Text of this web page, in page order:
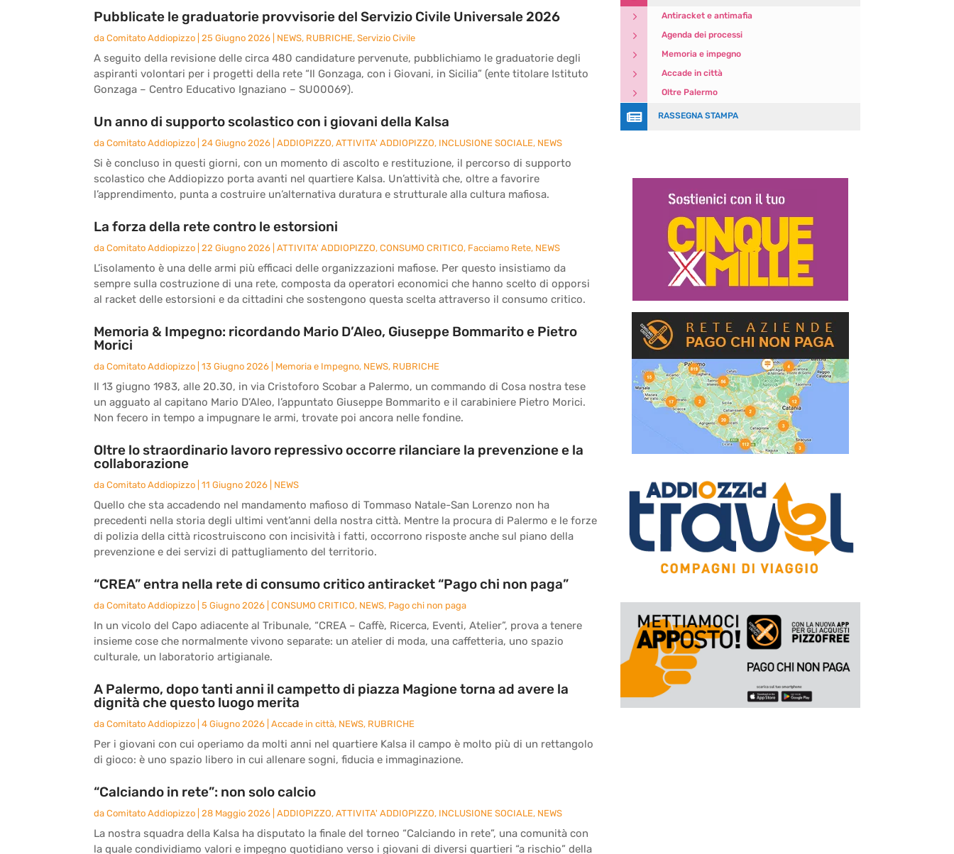
Pubblicate le graduatorie provvisorie del Servizio Civile Universale 2026
da Comitato Addiopizzo 25 Giugno 2026 NEWS, RUBRICHE, Servizio Civile
A seguito della revisione delle circa 480 candidature pervenute, pubblichiamo le graduatorie degli
aspiranti volontari per i progetti della rete “Il Gonzaga, con i Giovani, in Sicilia” (ente titolare Istituto
Gonzaga – Centro Educativo Ignaziano – SU00069).
Un anno di supporto scolastico con i giovani della Kalsa
da Comitato Addiopizzo 24 Giugno 2026 ADDIOPIZZO, ATTIVITA' ADDIOPIZZO, INCLUSIONE SOCIALE, NEWS
Si è concluso in questi giorni, con un momento di ascolto e restituzione, il percorso di supporto
scolastico che Addiopizzo porta avanti nel quartiere Kalsa. Un’attività che, oltre a favorire
l’apprendimento, punta a costruire un’alternativa duratura e strutturale alla cultura mafiosa.
La forza della rete contro le estorsioni
da Comitato Addiopizzo 22 Giugno 2026 ATTIVITA' ADDIOPIZZO, CONSUMO CRITICO, Facciamo Rete, NEWS
L’isolamento è una delle armi più efficaci delle organizzazioni mafiose. Per questo insistiamo da
sempre sulla costruzione di una rete, composta da operatori economici che hanno scelto di opporsi
al racket delle estorsioni e da cittadini che sostengono questa scelta attraverso il consumo critico.
Memoria & Impegno: ricordando Mario D’Aleo, Giuseppe Bommarito e Pietro
Morici
da Comitato Addiopizzo 13 Giugno 2026 Memoria e Impegno, NEWS, RUBRICHE
Il 13 giugno 1983, alle 20.30, in via Cristoforo Scobar a Palermo, un commando di Cosa nostra tese
un agguato al capitano Mario D’Aleo, l’appuntato Giuseppe Bommarito e il carabiniere Pietro Morici.
Non fecero in tempo a impugnare le armi, trovate poi ancora nelle fondine.
Oltre lo straordinario lavoro repressivo occorre rilanciare la prevenzione e la
collaborazione
da Comitato Addiopizzo 11 Giugno 2026 NEWS
Quello che sta accadendo nel mandamento mafioso di Tommaso Natale-San Lorenzo non ha
precedenti nella storia degli ultimi vent’anni della nostra città. Mentre la procura di Palermo e le forze
di polizia della città ricostruiscono con incisività i fatti, occorrono risposte anche sul piano della
prevenzione e dei servizi di pattugliamento del territorio.
“CREA” entra nella rete di consumo critico antiracket “Pago chi non paga”
da Comitato Addiopizzo 5 Giugno 2026 CONSUMO CRITICO, NEWS, Pago chi non paga
In un vicolo del Capo adiacente al Tribunale, “CREA – Caffè, Ricerca, Eventi, Atelier”, prova a tenere
insieme cose che normalmente vivono separate: un atelier di moda, una caffetteria, uno spazio
culturale, un laboratorio artigianale.
A Palermo, dopo tanti anni il campetto di piazza Magione torna ad avere la
dignità che questo luogo merita
da Comitato Addiopizzo 4 Giugno 2026 Accade in città, NEWS, RUBRICHE
Per i giovani con cui operiamo da molti anni nel quartiere Kalsa il campo è molto più di un rettangolo
di gioco: è uno spazio libero in cui allenare sogni, fiducia e immaginazione.
“Calciando in rete”: non solo calcio
da Comitato Addiopizzo 28 Maggio 2026 ADDIOPIZZO, ATTIVITA' ADDIOPIZZO, INCLUSIONE SOCIALE, NEWS
La nostra squadra della Kalsa ha disputato la finale del torneo “Calciando in rete”, una comunità con
la quale condividiamo valori e impegno quotidiano verso i giovani di diversi quartieri “a rischio” della
5 Antiracket e antimafia
5 Agenda dei processi
5 Memoria e impegno
5 Accade in città
5 Oltre Palermo
 RASSEGNA STAMPA